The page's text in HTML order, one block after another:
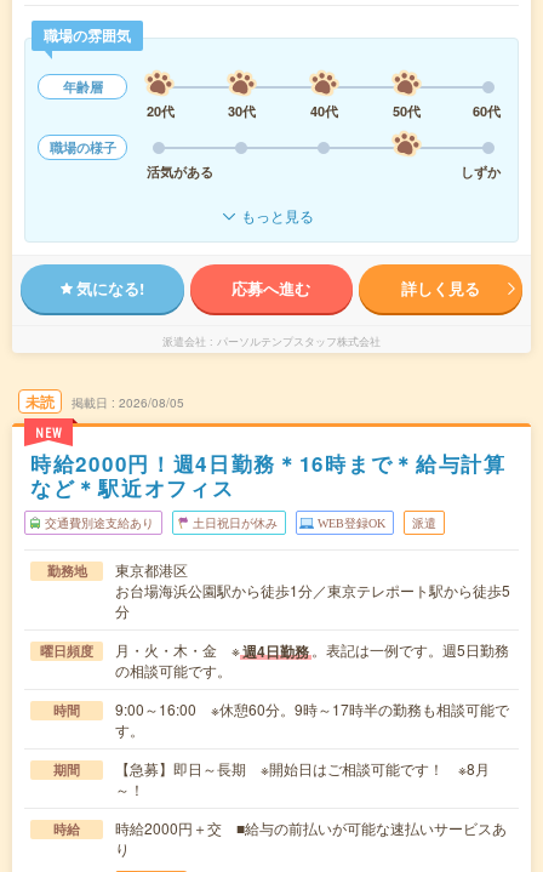
職場の雰囲気
年齢層
20代
30代 40代 50代
60代
職場の様子
活気がある
しずか
もっと見る
気になる! 応募へ進む 詳しく見る
派遣会社 パーソルテンプスタッフ株式会社
未読
NEW
掲載日 2026/08/05
時給2000円！週4日勤務＊16時まで＊給与計算
など＊駅近オフィス
交通費別途支給あり 土日祝日が休み WEB登録OK 派遣
勤務地
東京都港区
お台場海浜公園駅から徒歩1分／東京テレポート駅から徒歩5
分
曜日頻度 月・火・木・金 ※週4日勤務 。表記は一例です。週5日勤務
の相談可能です。
時間
9:00～16:00 ※休憩60分。9時～17時半の勤務も相談可能で
す。
期間
【急募】即日～長期 ※開始日はご相談可能です！ ※8月
～！
時給
時給2000円＋交 ■給与の前払いが可能な速払いサービスあ
り